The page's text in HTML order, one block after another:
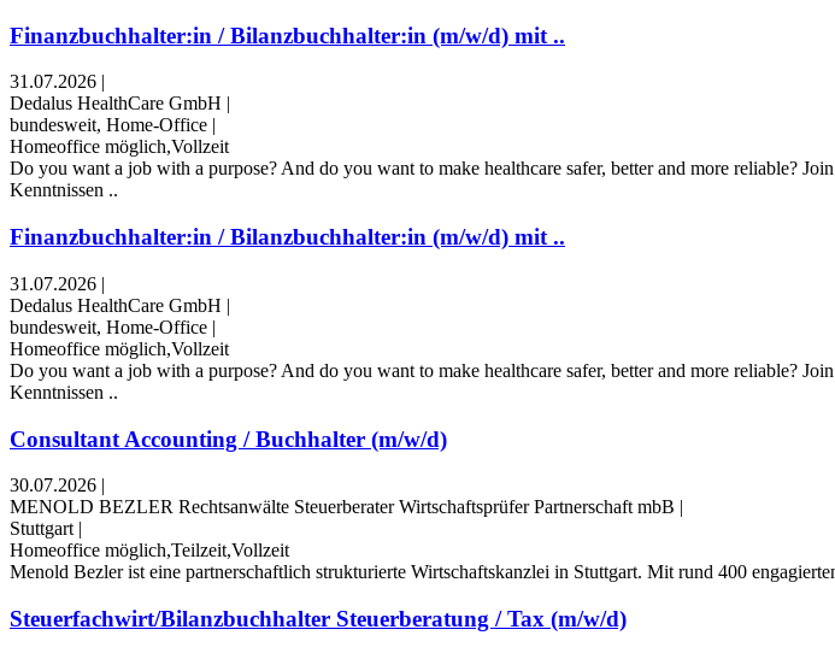
Finanzbuchhalter:in / Bilanzbuchhalter:in (m/w/d) mit ..
31.07.2026 |
Dedalus HealthCare GmbH |
bundesweit, Home-Office |
Homeoffice möglich,Vollzeit
Do you want a job with a purpose? And do you want to make healthcare safer, better and more reliable?
Kenntnissen ..
Finanzbuchhalter:in / Bilanzbuchhalter:in (m/w/d) mit ..
31.07.2026 |
Dedalus HealthCare GmbH |
bundesweit, Home-Office |
Homeoffice möglich,Vollzeit
Do you want a job with a purpose? And do you want to make healthcare safer, better and more reliable?
Kenntnissen ..
Consultant Accounting / Buchhalter (m/w/d)
30.07.2026 |
MENOLD BEZLER Rechtsanwälte Steuerberater Wirtschaftsprüfer Partnerschaft mbB |
Stuttgart |
Homeoffice möglich,Teilzeit,Vollzeit
Menold Bezler ist eine partnerschaftlich strukturierte Wirtschaftskanzlei in Stuttgart. Mit rund 400
Steuerfachwirt/Bilanzbuchhalter Steuerberatung / Tax (m/w/d)